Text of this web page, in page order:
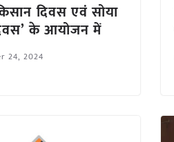
किसान दिवस एवं सोया
के आयोजन में
24, 2024